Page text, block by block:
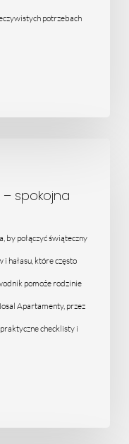
potrzebach
spokojna
by połączyć świąteczny
hałasu, które często
pomoże rodzinie
Apartamenty, przez
checklisty i